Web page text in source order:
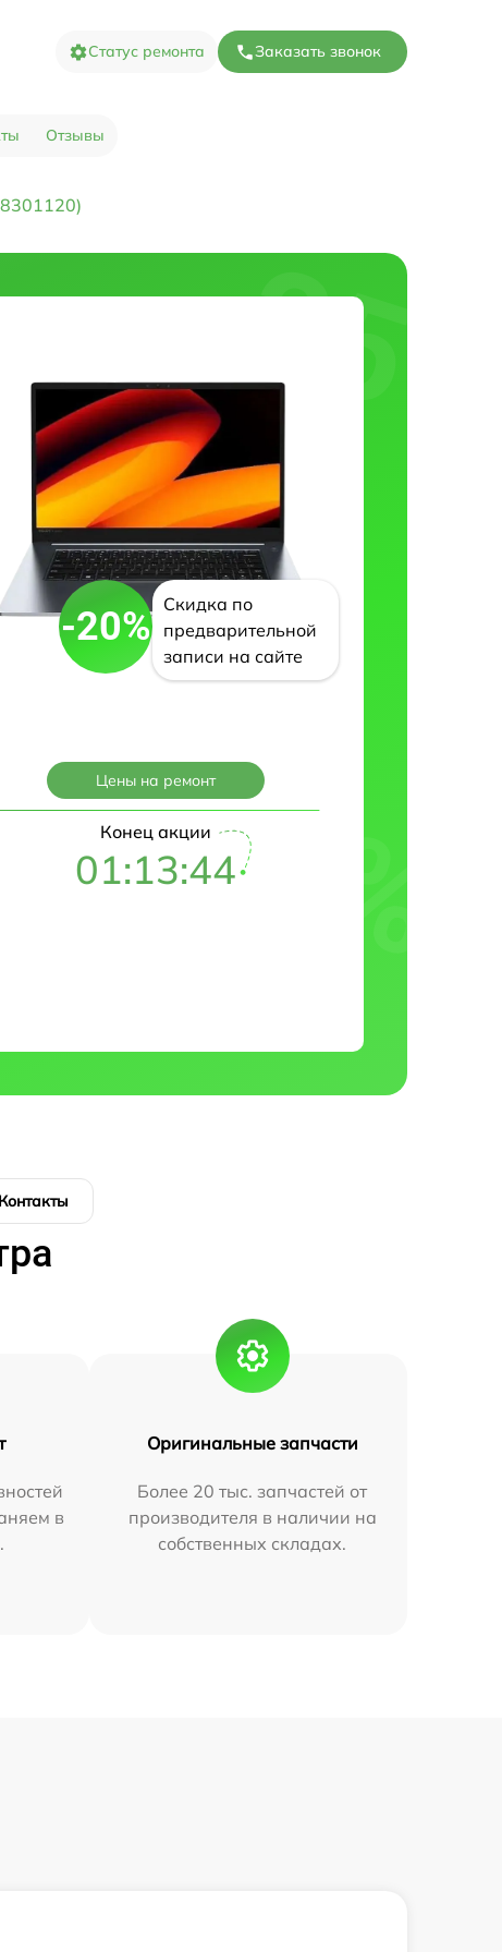
Статус ремонта Заказать звонок
Отзывы
-20%
Скидка по
предварительной
записи на сайте
Цены на ремонт
Конец акции
01:13:43
Контакты
в
Оригинальные запчасти
Более 20 тыс. запчастей от
производителя в наличии на
собственных складах.